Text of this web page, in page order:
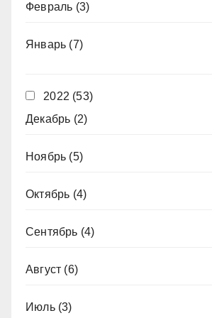
Февраль (3)
Январь (7)
2022 (53)
Декабрь (2)
Ноябрь (5)
Октябрь (4)
Сентябрь (4)
Август (6)
Июль(3)